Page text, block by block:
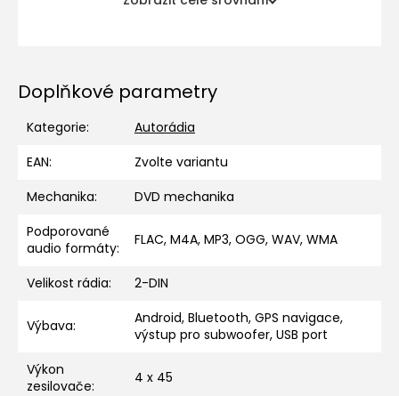
Doplňkové parametry
Kategorie:
Autorádia
EAN:
Zvolte variantu
Mechanika:
DVD mechanika
Podporované
audio formáty: FLAC, M4A, MP3, OGG, WAV, WMA
Velikost rádia: 2-DIN
Výbava:
Android, Bluetooth, GPS navigace,
výstup pro subwoofer, USB port
Výkon
zesilovače: 4 x 45